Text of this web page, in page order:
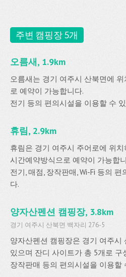
주변 캠핑장 5개
오름새, 1.9km
오름새는 경기 여주시 산북면에
로 예약이 가능합니다.
전기 등의 편의시설을 이용할 수
휴림, 2.9km
휴림은 경기 여주시 주어로에 위
시간예약방식으로 예약이 가능합
전기, 매점, 장작판매, Wi-Fi 등의
다.
양자산펜션 캠핑장, 3.8km
경기 여주시 산북면 백자리 276-5
양자산펜션 캠핑장은 경기 여주시
있으며 잔디 사이트가 총 5개로 구
장작판매 등의 편의시설을 이용할